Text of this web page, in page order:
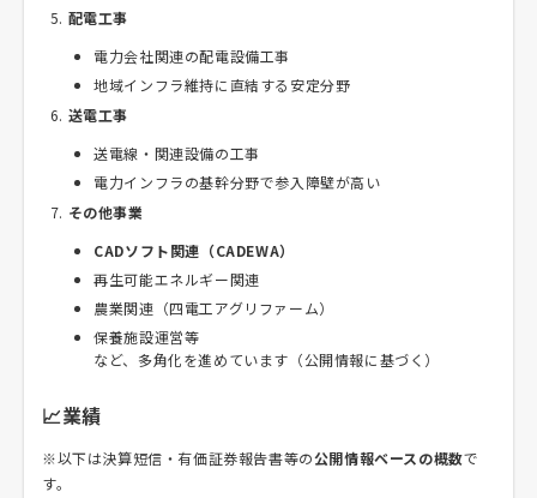
配電工事
電力会社関連の配電設備工事
地域インフラ維持に直結する安定分野
送電工事
送電線・関連設備の工事
電力インフラの基幹分野で参入障壁が高い
その他事業
CADソフト関連（CADEWA）
再生可能エネルギー関連
農業関連（四電工アグリファーム）
保養施設運営等
など、多角化を進めています（公開情報に基づく）
📈業績
※以下は決算短信・有価証券報告書等の公開情報ベースの概数で
す。